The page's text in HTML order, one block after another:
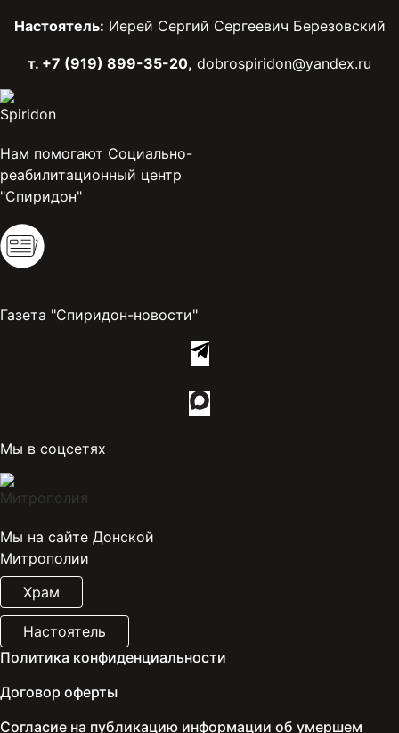
Настоятель: Иерей Сергий Сергеевич Березовский
т. +7 (919) 899-35-20, dobrospiridon@yandex.ru
Нам помогают Социально-
реабилитационный центр
"Спиридон"
Газета "Спиридон-новости"
Мы в соцсетях
Мы на сайте Донской
Митрополии
Храм
Настоятель
Политика конфиденциальности
Договор оферты
Согласие на публикацию информации об умершем